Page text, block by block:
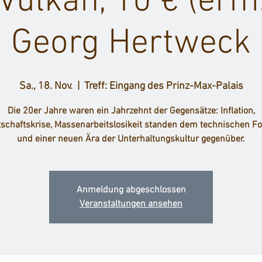
Georg Hertweck
Sa., 18. Nov.
  |
Treff: Eingang des Prinz-Max-Palais
Die 20er Jahre waren ein Jahrzehnt der Gegensätze: Inflation,
Massenarbeitslosikeit standen dem technischen
und einer neuen Ära der Unterhaltungskultur gegenüber.
Anmeldung abgeschlossen
Veranstaltungen ansehen